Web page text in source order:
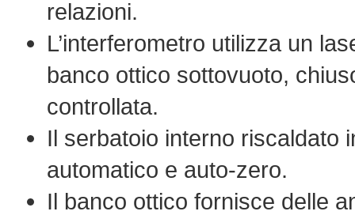
relazioni.
L’interferometro utilizza un
banco ottico sottovuoto,
controllata.
Il serbatoio interno riscaldato
automatico e auto-zero.
Il banco ottico fornisce delle